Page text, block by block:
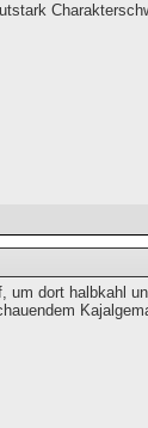
dort halbkahl